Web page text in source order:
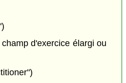
d'exercice élargi ou